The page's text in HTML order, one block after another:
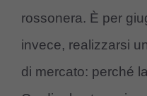
rossonera. È per
invece, realizzarsi
di mercato: perché